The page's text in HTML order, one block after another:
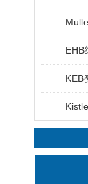
EHB
KEB